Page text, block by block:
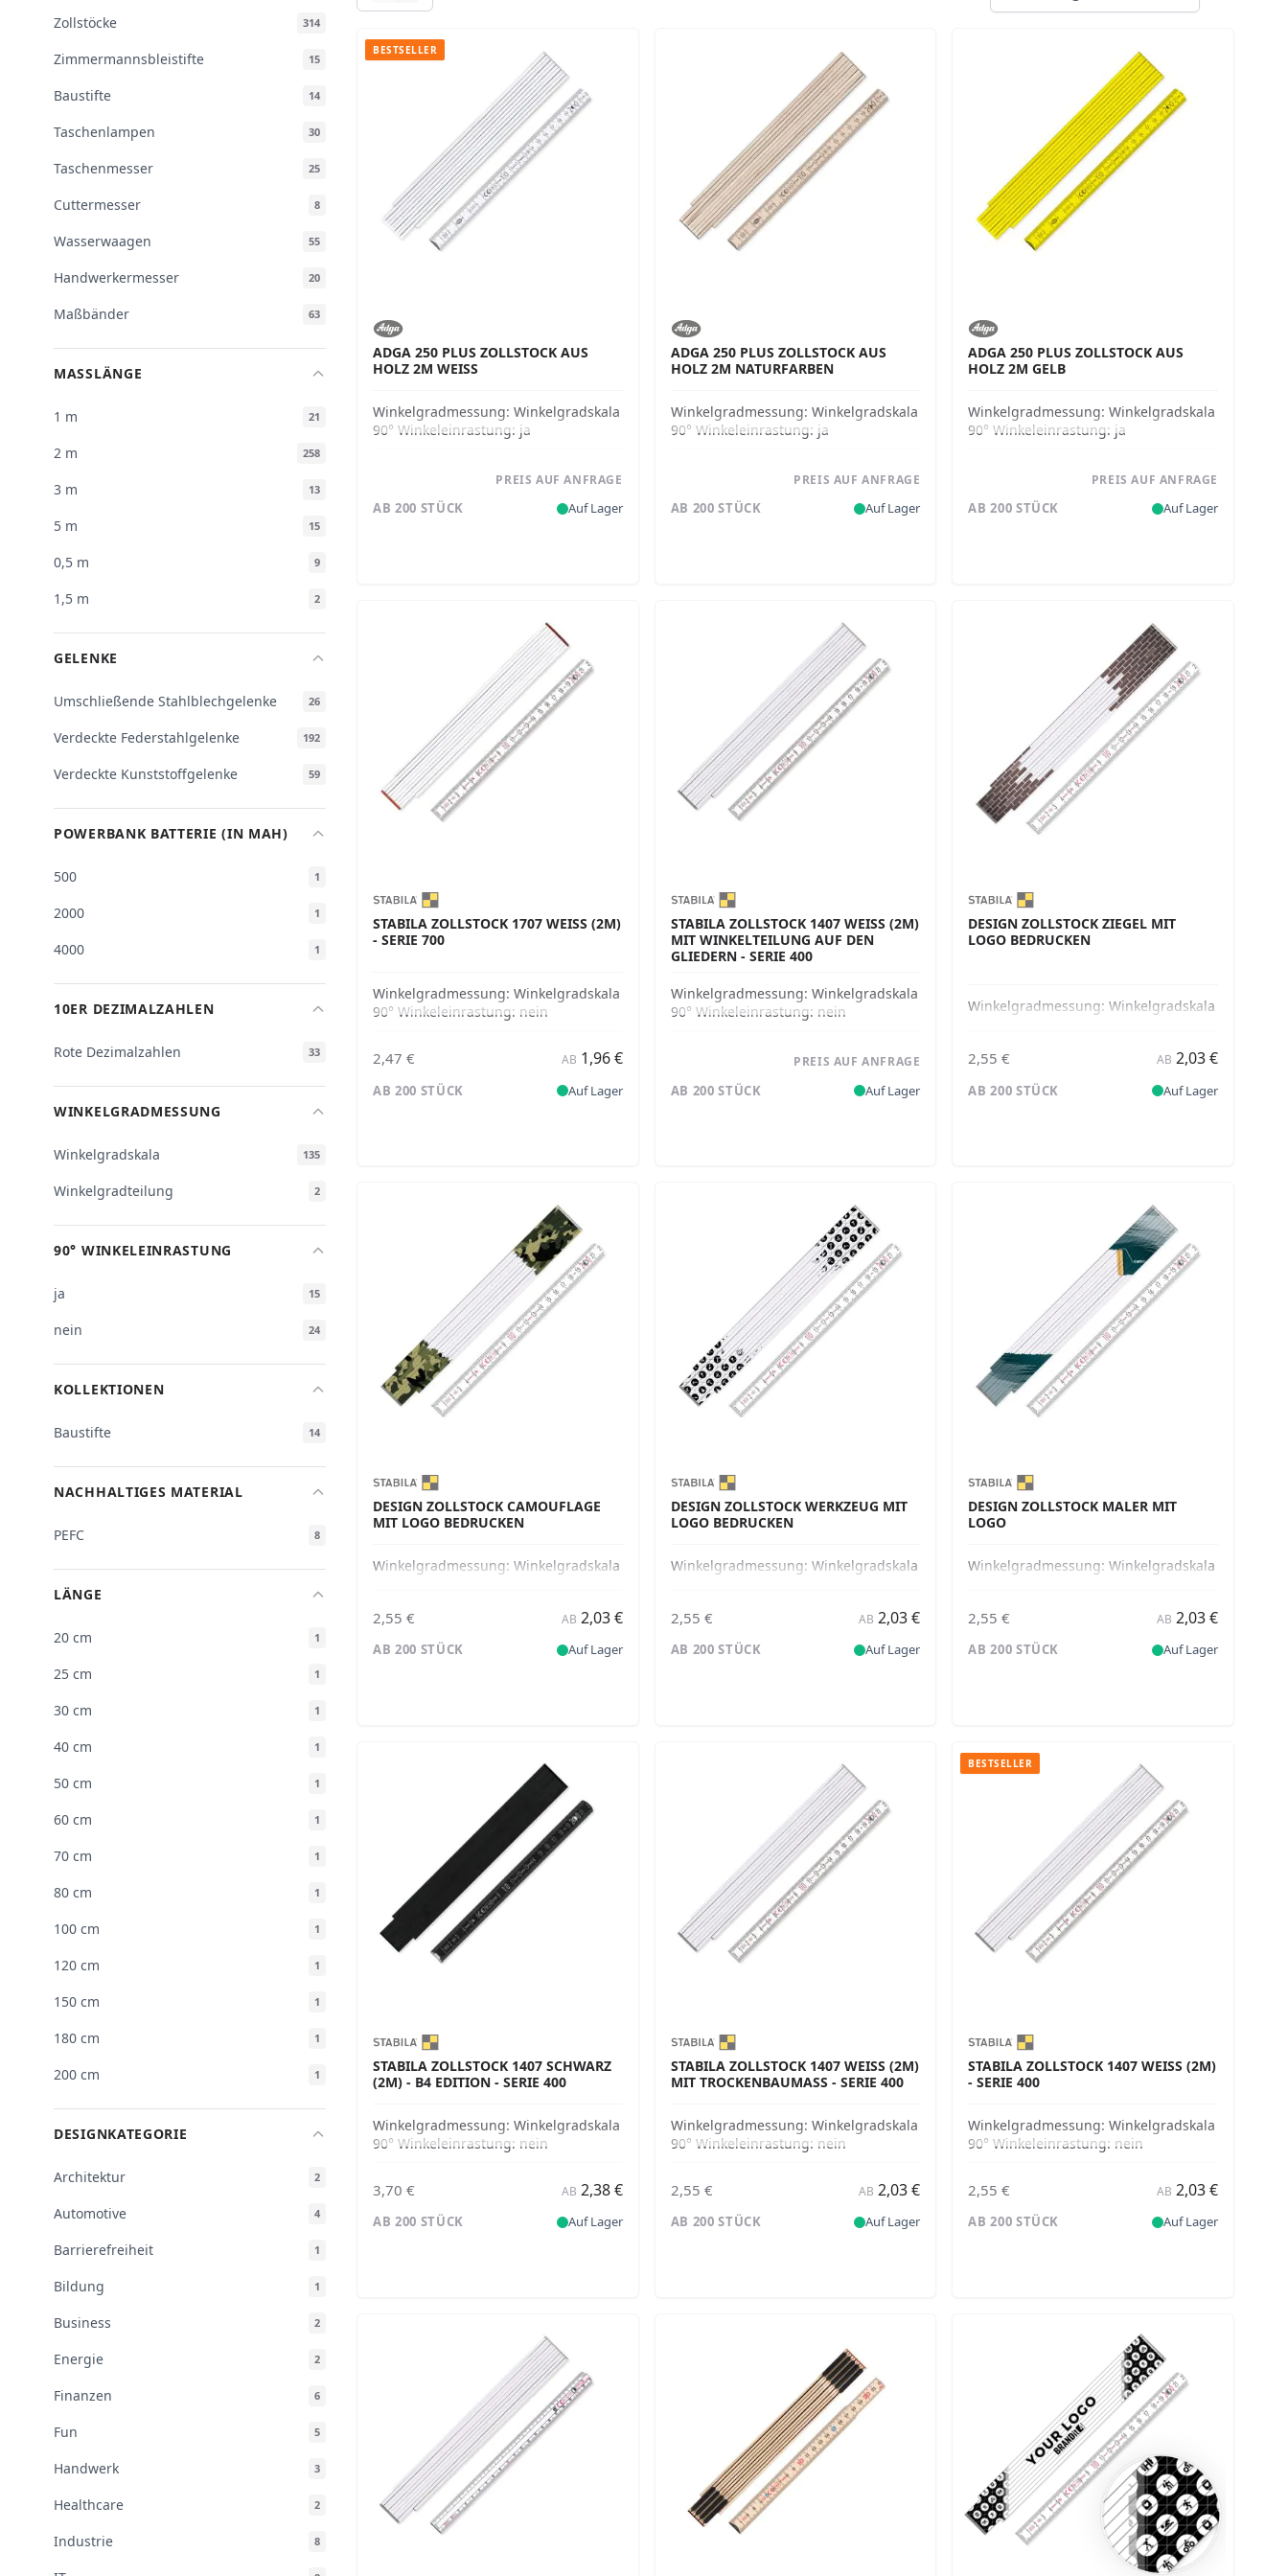
Zollstöcke 314
Zimmermannsbleistifte 15
Baustifte 14
Taschenlampen 30
Taschenmesser 25
Cuttermesser 8
Wasserwaagen 55
Handwerkermesser 20
Maßbänder 63
MASSLÄNGE
1 m 21
2 m 258
3 m 13
5 m 15
0,5 m 9
1,5 m 2
GELENKE
Umschließende Stahlblechgelenke 26
Verdeckte Federstahlgelenke 192
Verdeckte Kunststoffgelenke 59
POWERBANK BATTERIE (IN MAH)
500 1
2000 1
4000 1
10ER DEZIMALZAHLEN
Rote Dezimalzahlen 33
WINKELGRADMESSUNG
Winkelgradskala 135
Winkelgradteilung 2
90° WINKELEINRASTUNG
ja 15
nein 24
KOLLEKTIONEN
Baustifte 14
NACHHALTIGES MATERIAL
PEFC 8
LÄNGE
20 cm 1
25 cm 1
30 cm 1
40 cm 1
50 cm 1
60 cm 1
70 cm 1
80 cm 1
100 cm 1
120 cm 1
150 cm 1
180 cm 1
200 cm 1
DESIGNKATEGORIE
Architektur 2
Automotive 4
Barrierefreiheit 1
Bildung 1
Business 2
Energie 2
Finanzen 6
Fun 5
Handwerk 3
Healthcare 2
Industrie 8
BESTSELLER
ADGA 250 PLUS ZOLLSTOCK AUS
HOLZ 2M WEISS
Winkelgradmessung: Winkelgradskala
90° Winkeleinrastung: ja
PREIS AUF ANFRAGE
AB 200 STÜCK Auf Lager
ADGA 250 PLUS ZOLLSTOCK AUS
HOLZ 2M NATURFARBEN
Winkelgradmessung: Winkelgradskala
90° Winkeleinrastung: ja
PREIS AUF ANFRAGE
AB 200 STÜCK Auf Lager
ADGA 250 PLUS ZOLLSTOCK AUS
HOLZ 2M GELB
Winkelgradmessung:Winkelgradskala
90° Winkeleinrastung: ja
PREIS AUF ANFRAGE
AB 200 STÜCK Auf Lager
STABILA ZOLLSTOCK 1707 WEISS (2M) -
SERIE 700
Winkelgradmessung: Winkelgradskala
90° Winkeleinrastung: nein
2,47 € AB 1,96 €
AB 200 STÜCK Auf Lager
STABILA ZOLLSTOCK 1407 WEISS (2M) M
IT WINKELTEILUNG AUF DEN G
LIEDERN - SERIE 400
Winkelgradmessung: Winkelgradskala
90° Winkeleinrastung: nein
PREIS AUF ANFRAGE
AB 200 STÜCK Auf Lager
DESIGN ZOLLSTOCK ZIEGEL MIT
LOGO BEDRUCKEN
Winkelgradmessung:Winkelgradskala
2,55 € AB 2,03 €
AB 200 STÜCK Auf Lager
DESIGN ZOLLSTOCK CAMOUFLAGE
MIT LOGO BEDRUCKEN
Winkelgradmessung: Winkelgradskala
2,55 € AB 2,03 €
AB 200 STÜCK Auf Lager
DESIGN ZOLLSTOCK WERKZEUG MIT
LOGO BEDRUCKEN
Winkelgradmessung: Winkelgradskala
2,55 € AB 2,03 €
AB 200 STÜCK Auf Lager
DESIGN ZOLLSTOCK MALER MIT
LOGO
Winkelgradmessung:Winkelgradskala
2,55 € AB 2,03 €
AB 200 STÜCK Auf Lager
STABILA ZOLLSTOCK 1407 SCHWARZ
(2M) - B4 EDITION - SERIE 400
Winkelgradmessung: Winkelgradskala
90° Winkeleinrastung: nein
3,70 € AB 2,38 €
AB 200 STÜCK Auf Lager
STABILA ZOLLSTOCK 1407 WEISS (2M) M
IT TROCKENBAUMASS - SERIE 400
Winkelgradmessung: Winkelgradskala
90° Winkeleinrastung: nein
2,55 € AB 2,03 €
AB 200 STÜCK Auf Lager
BESTSELLER
STABILA ZOLLSTOCK 1407 WEISS (2M) -
SERIE 400
Winkelgradmessung:Winkelgradskala
90° Winkeleinrastung: nein
2,55 € AB 2,03 €
AB 200 STÜCK Auf Lager